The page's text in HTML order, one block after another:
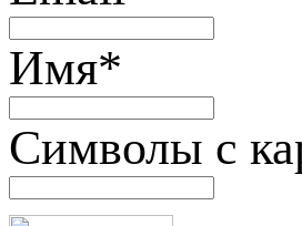
Имя*
Символы с